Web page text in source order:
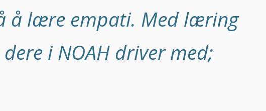
å lære empati. Med læring
i NOAH driver med;